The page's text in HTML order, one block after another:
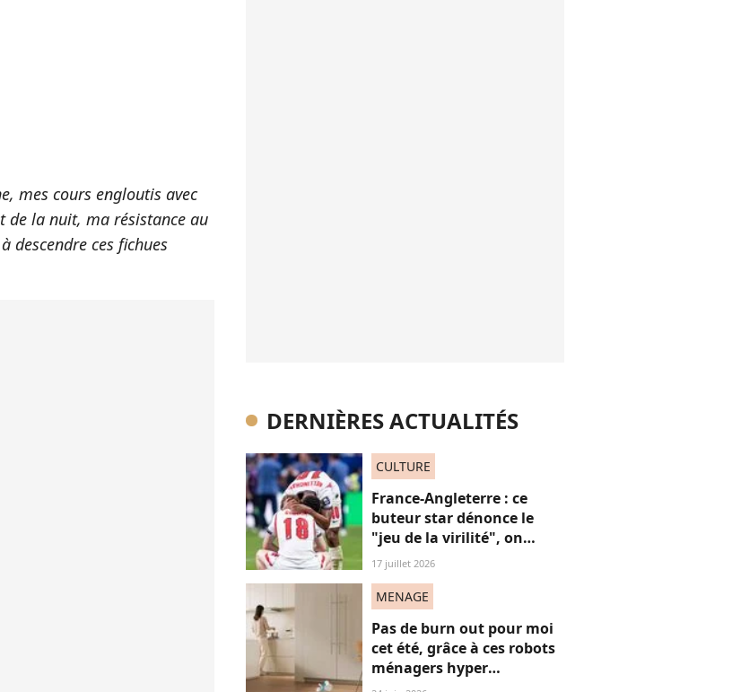
mes cours engloutis avec
de la nuit, ma résistance au
descendre ces fichues
DERNIÈRES ACTUALITÉS
CULTURE
France-Angleterre : ce
buteur star dénonce le
"jeu de la virilité", on
décrypte ses mots pas très
17 juillet 2026
MENAGE
Pas de burn out pour moi
cet été, grâce à ces robots
ménagers hyper
performants